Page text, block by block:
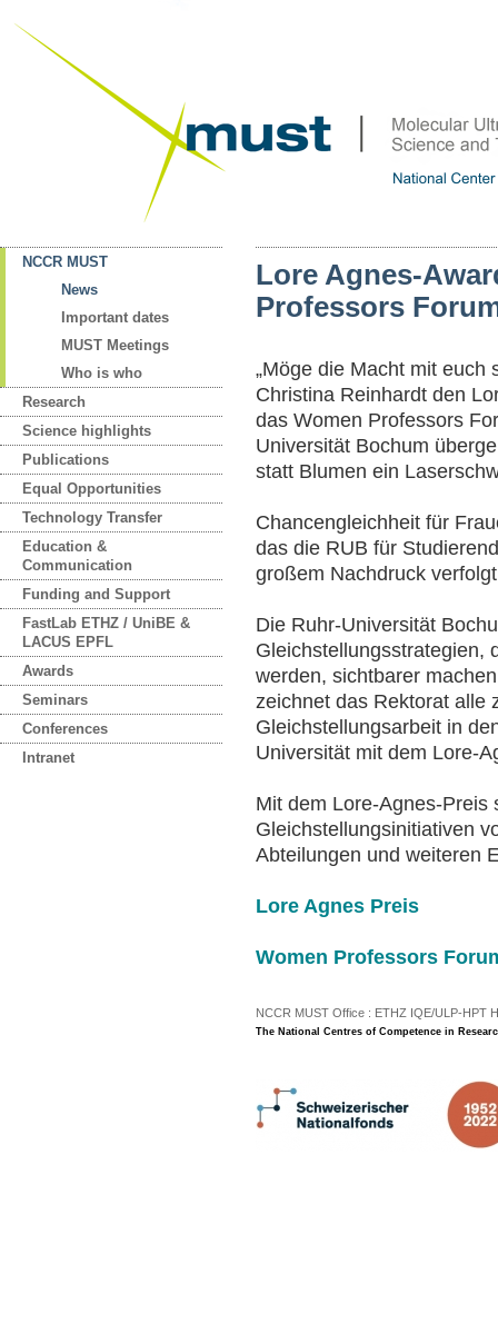
NCCR MUST
News
Important dates
MUST Meetings
Who is who
Research
Science highlights
Publications
Equal Opportunities
Technology Transfer
Education &
Communication
Funding and Support
FastLab ETHZ / UniBE &
LACUS EPFL
Awards
Seminars
Conferences
Intranet
Lore Agnes-
Professors
„Möge die Macht mit euch
Christina Reinhardt den
das Women Professors
Universität Bochum
statt Blumen ein
Chancengleichheit für
das die RUB für
großem Nachdruck
Die Ruhr-Universität
Gleichstellungsstrategien,
werden, sichtbarer
zeichnet das Rektorat alle
Gleichstellungsarbeit in
Universität mit dem Lore-
Mit dem Lore-Agnes-Preis
Gleichstellungsinitiativen
Abteilungen und weiteren
Lore Agnes Preis
Women Professors
NCCR MUST Office : ETHZ IQE/ULP-HPT
The National Centres of Competence in